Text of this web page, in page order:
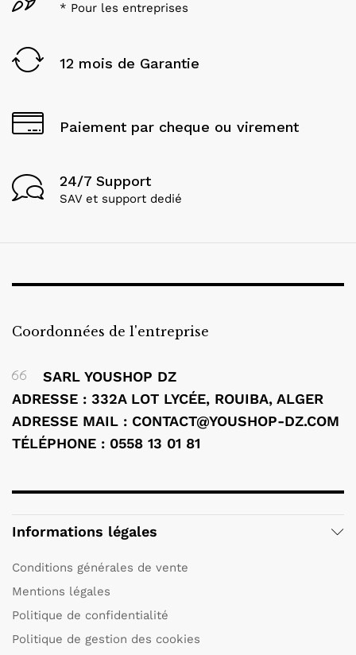
* Pour les entreprises
12 mois de Garantie
Paiement par cheque ou virement
24/7 Support
SAV et support dedié
Coordonnées de l'entreprise
SARL YOUSHOP DZ
ADRESSE : 332A LOT LYCÉE, ROUIBA, ALGER
ADRESSE MAIL : CONTACT@YOUSHOP-DZ.COM
TÉLÉPHONE : 0558 13 01 81
Informations légales
Conditions générales de vente
Mentions légales
Politique de confidentialité
Politique de gestion des cookies